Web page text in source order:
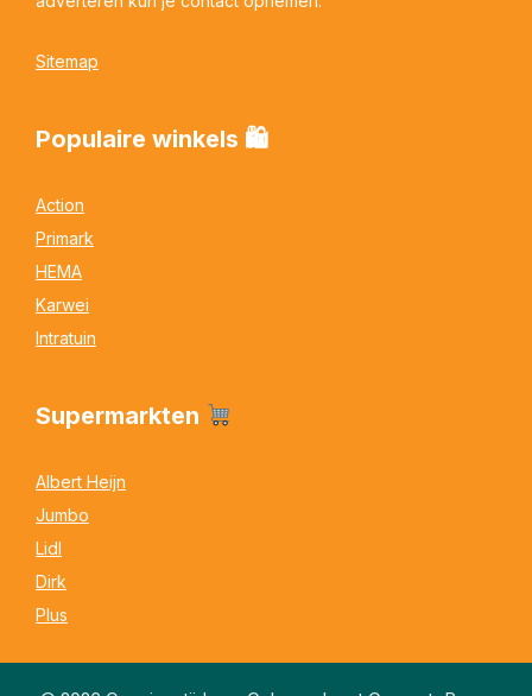
Sitemap
Populaire winkels 🛍
Action
Primark
HEMA
Karwei
Intratuin
Supermarkten
Albert Heijn
Jumbo
Lidl
Dirk
Plus